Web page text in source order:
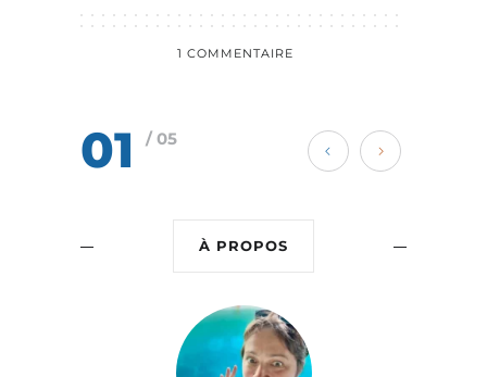
1 COMMENTAIRE
01 / 05
À PROPOS